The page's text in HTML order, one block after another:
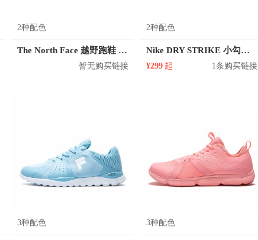
2种配色
The North Face 越野跑鞋 CLW7LFB
暂无购买链接
2种配色
Nike DRY STRIKE 小勾拉链立领夹克 男女同款 917470
¥299 起 1条购买链接
3种配色 3种配色